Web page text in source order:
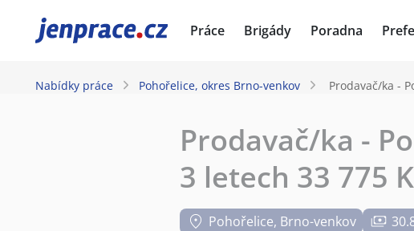
JenPráce.cz Práce Brigády Poradna
Nabídky práce Pohořelice, okres Brno-venkov Prodavač/ka -
Prodavač/ka -
3 letech 33 775
Pohořelice, Brno-venkov